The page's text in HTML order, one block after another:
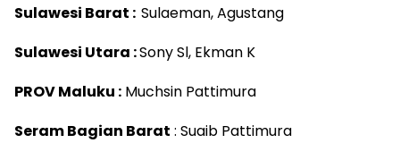
Sulawesi Barat : Sulaeman, Agustang
Sulawesi Utara :Sony Sl, Ekman K
PROV Maluku : Muchsin Pattimura
Seram Bagian Barat : Suaib Pattimura